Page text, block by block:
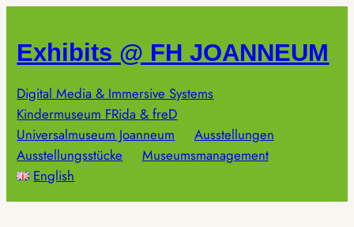
springen
Exhibits @ FH JOANNEUM
Digital Media & Immersive Systems
Kindermuseum FRida & freD
Universalmuseum Joanneum
Ausstellungen
Ausstellungsstücke
Museumsmanagement
English